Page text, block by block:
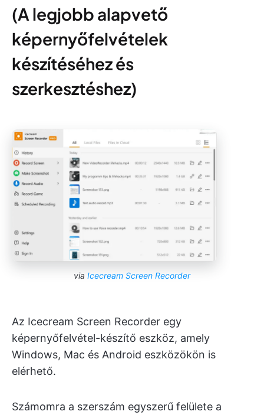
(A legjobb alapvető
képernyőfelvételek
készítéséhez és
szerkesztéshez)
via Icecream Screen Recorder
Az Icecream Screen Recorder egy
képernyőfelvétel-készítő eszköz, amely
Windows, Mac és Android eszközökön is
elérhető.
Számomra a szerszám egyszerű felülete a